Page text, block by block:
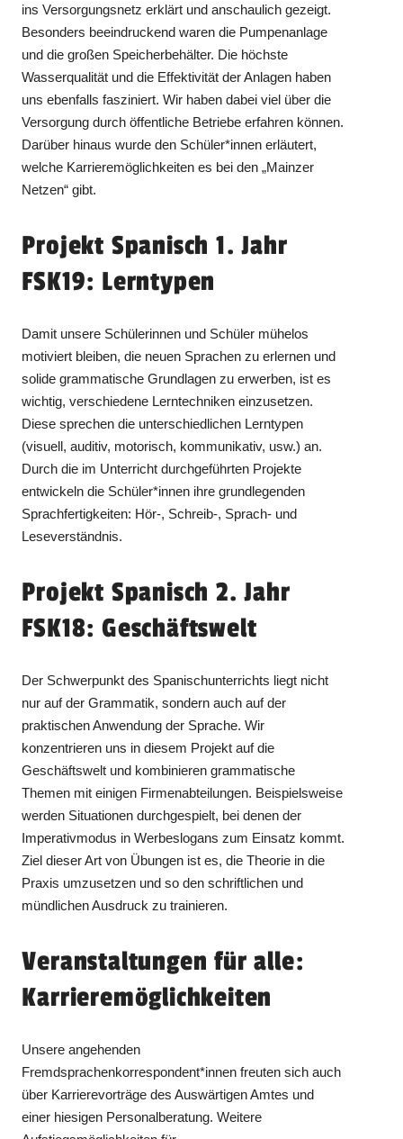
ins Versorgungsnetz erklärt und anschaulich gezeigt.
Besonders beeindruckend waren die Pumpenanlage
und die großen Speicherbehälter. Die höchste
Wasserqualität und die Effektivität der Anlagen haben
uns ebenfalls fasziniert. Wir haben dabei viel über die
Versorgung durch öffentliche Betriebe erfahren können.
Darüber hinaus wurde den Schüler*innen erläutert,
welche Karrieremöglichkeiten es bei den „Mainzer
Netzen“ gibt.
Projekt Spanisch 1. Jahr
FSK19: Lerntypen
Damit unsere Schülerinnen und Schüler mühelos
motiviert bleiben, die neuen Sprachen zu erlernen und
solide grammatische Grundlagen zu erwerben, ist es
wichtig, verschiedene Lerntechniken einzusetzen.
Diese sprechen die unterschiedlichen Lerntypen
(visuell, auditiv, motorisch, kommunikativ, usw.) an.
Durch die im Unterricht durchgeführten Projekte
entwickeln die Schüler*innen ihre grundlegenden
Sprachfertigkeiten: Hör-, Schreib-, Sprach- und
Leseverständnis.
Projekt Spanisch 2. Jahr
FSK18: Geschäftswelt
Der Schwerpunkt des Spanischunterrichts liegt nicht
nur auf der Grammatik, sondern auch auf der
praktischen Anwendung der Sprache. Wir
konzentrieren uns in diesem Projekt auf die
Geschäftswelt und kombinieren grammatische
Themen mit einigen Firmenabteilungen. Beispielsweise
werden Situationen durchgespielt, bei denen der
Imperativmodus in Werbeslogans zum Einsatz kommt.
Ziel dieser Art von Übungen ist es, die Theorie in die
Praxis umzusetzen und so den schriftlichen und
mündlichen Ausdruck zu trainieren.
Veranstaltungen für alle:
Karrieremöglichkeiten
Unsere angehenden
Fremdsprachenkorrespondent*innen freuten sich auch
über Karrierevorträge des Auswärtigen Amtes und
einer hiesigen Personalberatung. Weitere